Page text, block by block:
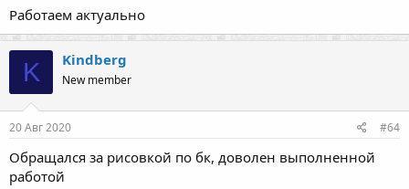
Работаем актуально
K Kindberg
New member
20 Авг 2020 #64
Обращался за рисовкой по бк, доволен выполненной
работой